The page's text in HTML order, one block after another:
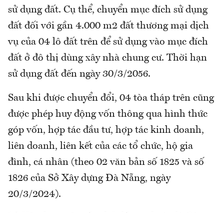
sử dụng đất. Cụ thể, chuyển mục đích sử dụng
đất đối với gần 4.000 m2 đất thương mại dịch
vụ của 04 lô đất trên để sử dụng vào mục đích
đất ở đô thị dùng xây nhà chung cư. Thời hạn
sử dụng đất đến ngày 30/3/2056.
Sau khi được chuyển đổi, 04 tòa tháp trên cũng
được phép huy động vốn thông qua hình thức
góp vốn, hợp tác đầu tư, hợp tác kinh doanh,
liên doanh, liên kết của các tổ chức, hộ gia
đình, cá nhân (theo 02 văn bản số 1825 và số
1826 của Sở Xây dựng Đà Nẵng, ngày
20/3/2024).